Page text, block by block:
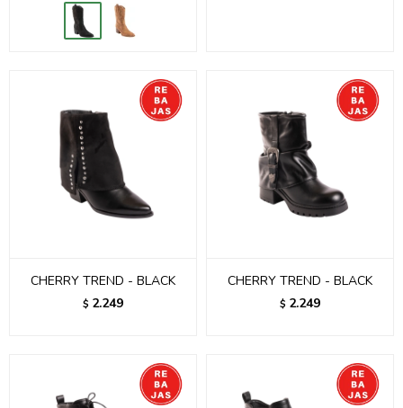
CHERRY TREND - BLACK
$ 2.249
CHERRY TREND - BLACK
$ 2.249